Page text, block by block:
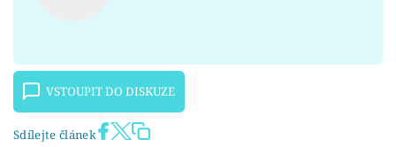
VSTOUPIT DO DISKUZE
Sdílejte článek